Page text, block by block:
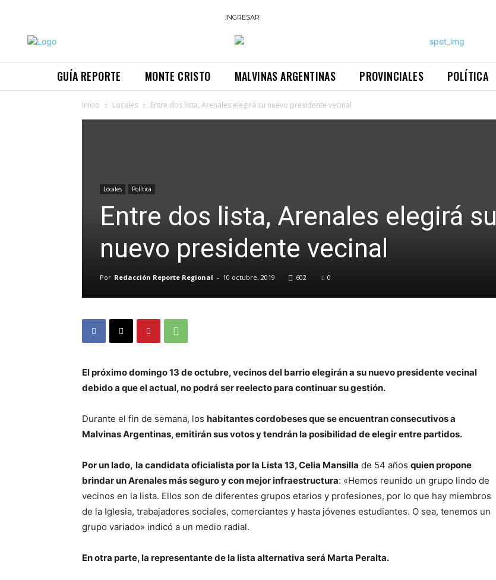
INGRESAR
GUÍA REPORTE MONTE CRISTO MALVINAS ARGENTINAS PROVINCIALES POLÍTICA
Inicio Locales Entre dos lista, Arenales elegirá su nuevo presidente vecinal
Locales Política
Entre dos lista, Arenales elegirá su
nuevo presidente vecinal
Por Redacción Reporte Regional - 10 octubre, 2019 602 0
El próximo domingo 13 de octubre, vecinos del barrio elegirán a su nuevo presidente vecinal
debido a que el actual, no podrá ser reelecto para continuar su gestión.
Durante el fin de semana, los habitantes cordobeses que se encuentran consecutivos a
Malvinas Argentinas, emitirán sus votos y tendrán la posibilidad de elegir entre partidos.
Por un lado, la candidata oficialista por la Lista 13, Celia Mansilla de 54 años quien propone
brindar un Arenales más seguro y con mejor infraestructura: «Hemos reunido un grupo lindo de
vecinos en la lista. Ellos son de diferentes grupos etarios y profesiones, por lo que hay miembros
de la Iglesia, trabajadores sociales, comerciantes y hasta jóvenes estudiantes. O sea, tenemos un
grupo variado» indicó a un medio radial.
En otra parte, la representante de la lista alternativa será Marta Peralta.